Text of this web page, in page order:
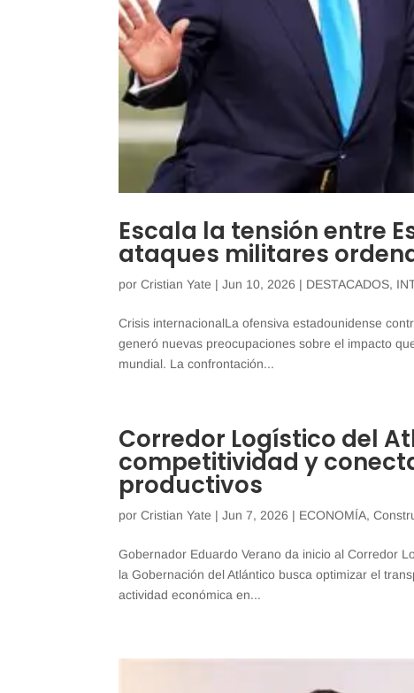
Escala la tensión entre
ataques militares
porCristian Yate |Jun 10, 2026 | DESTACADOS,
Crisis internacionalLa ofensiva estadounidense
generó nuevas preocupaciones sobre el impacto
mundial. La confrontación...
Corredor Logístico del
competitividad y
productivos
porCristian Yate |Jun 7, 2026 | ECONOMÍA,
Gobernador Eduardo Verano da inicio al Corredor
la Gobernación del Atlántico busca optimizar el
actividad económica en...